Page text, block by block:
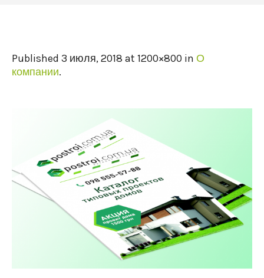
Published 3 июля, 2018 at 1200×800 in О
компании.